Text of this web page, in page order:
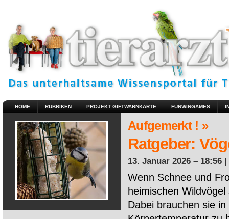
HOME RUBRIKEN PROJEKT GIFTWARNKARTE FUNWINGAMES
Aufgemerkt ! »
Ratgeber:
13. Januar 2026 – 18:56 |
Wenn Schnee und
heimischen
Dabei brauchen sie